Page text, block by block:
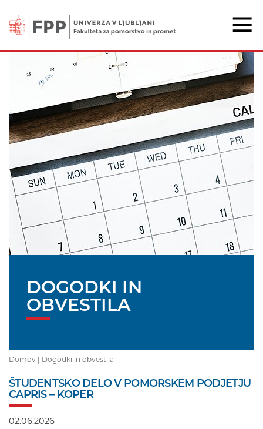
DOGODKI IN
OBVESTILA
Domov | Dogodki in obvestila
ŠTUDENTSKO DELO V POMORSKEM PODJETJU
CAPRIS – KOPER
02.06.2026